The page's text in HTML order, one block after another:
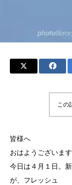
この
皆様へ
おはようございます
今日は４月１日。
が、フレッシュ